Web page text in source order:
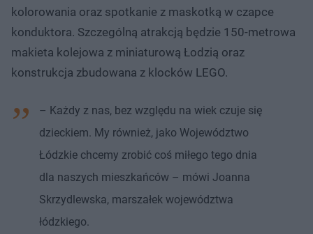
kolorowania oraz spotkanie z maskotką w czapce
konduktora. Szczególną atrakcją będzie 150-metrowa
makieta kolejowa z miniaturową Łodzią oraz
konstrukcja zbudowana z klocków LEGO.
– Każdy z nas, bez względu na wiek czuje się
dzieckiem. My również, jako Województwo
Łódzkie chcemy zrobić coś miłego tego dnia
dla naszych mieszkańców – mówi Joanna
Skrzydlewska, marszałek województwa
łódzkiego.